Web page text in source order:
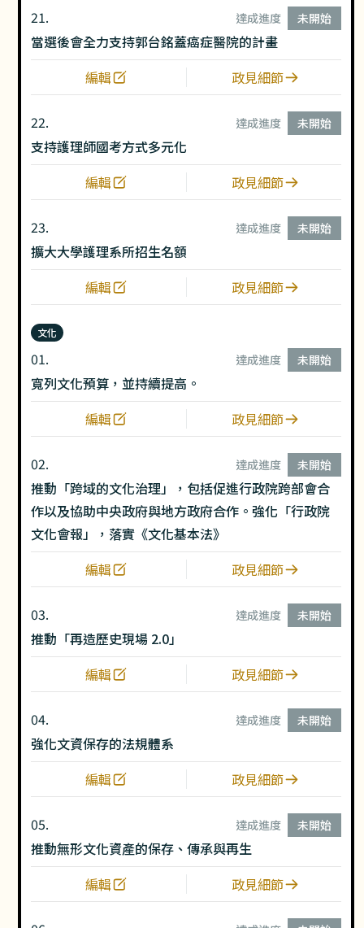
21. 達成進度 未開始
當選後會全力支持郭台銘蓋癌症醫院的計畫
編輯
政見細節
22. 達成進度 未開始
支持護理師國考方式多元化
編輯
政見細節
23. 達成進度 未開始
擴大大學護理系所招生名額
編輯
政見細節
文化
01. 達成進度 未開始
寬列文化預算，並持續提高。
編輯
政見細節
02. 達成進度 未開始
推動「跨域的文化治理」，包括促進行政院跨部會合
作以及協助中央政府與地方政府合作。強化「行政院
文化會報」，落實《文化基本法》
編輯
政見細節
03. 達成進度 未開始
推動「再造歷史現場 2.0」
編輯
政見細節
04. 達成進度 未開始
強化文資保存的法規體系
編輯
政見細節
05. 達成進度 未開始
推動無形文化資產的保存、傳承與再生
編輯
政見細節